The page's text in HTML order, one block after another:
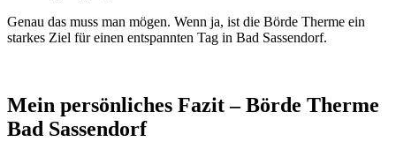
Genau das muss man mögen. Wenn ja, ist die Börde Therme ein
starkes Ziel für einen entspannten Tag in Bad Sassendorf.
Mein persönliches Fazit – Börde Therme
Bad Sassendorf